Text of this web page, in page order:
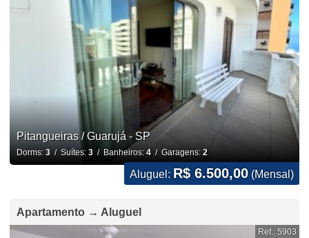
Pitangueiras / Guarujá - SP
Dorms: 3/ Suítes: 3/ Banheiros: 4/ Garagens: 2
Aluguel: R$ 6.500,00 (Mensal)
Apartamento → Aluguel
Ref.: 5903